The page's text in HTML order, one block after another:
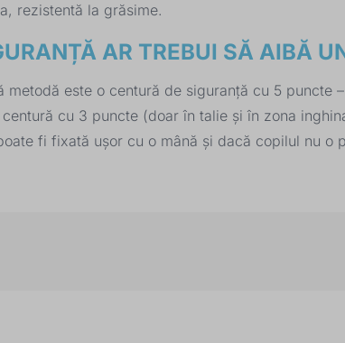
rezistentă la grăsime.
AR TREBUI SĂ AIBĂ
este o centură de siguranță cu 5
cu 3 puncte (doar în talie și în zona
fi fixată ușor cu o mână și dacă copilul nu o